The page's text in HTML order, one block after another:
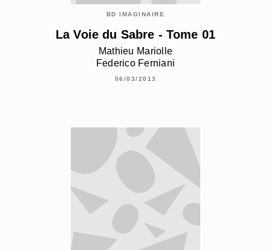
BD IMAGINAIRE
La Voie du Sabre - Tome 01
Mathieu Mariolle
Federico Ferniani
06/03/2013